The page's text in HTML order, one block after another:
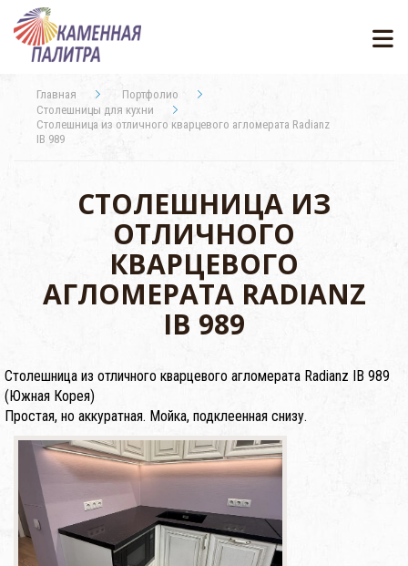
Главная
Портфолио
Столешницы для кухни
Столешница из отличного кварцевого агломерата Radianz
IB 989
СТОЛЕШНИЦА ИЗ
ОТЛИЧНОГО
КВАРЦЕВОГО
АГЛОМЕРАТА RADIANZ
IB 989
Столешница из отличного кварцевого агломерата Radianz IB 989
(Южная Корея)
Простая, но аккуратная. Мойка, подклеенная снизу.